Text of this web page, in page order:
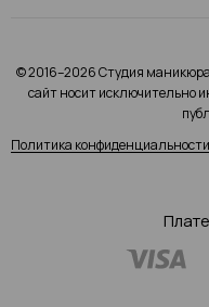
© 2016–2026 Студия
сайт носит исключительно
Политика конфиденциальности